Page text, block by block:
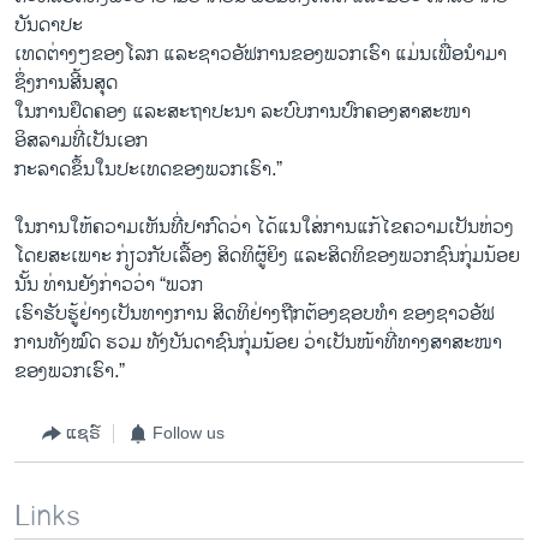
ບັນດາປະ​
ເທດຕ່າ​ງໆ​ຂອງ​ໂລກ ​ແລະ​ຊາວ​ອັຟການ​ຂອງ​ພວກ​ເຮົາ ​ແມ່ນເພື່ອ​ນຳ​ມາ​
ຊຶ່ງການສີ້​ນສຸດ
​ໃນ​ການຢຶດຄອງ ​ແລະ​ສະຖາປະນາ ລະບົບ​ການປົກຄອງສາສະໜາ
ອິສລາມ​ທີ່​ເປັນ​ເອກ​
ກະລາດ​ຂຶ້ນໃນ​ປະ​ເທດ​ຂອງພວກ​ເຮົາ.”
ໃນການໃຫ້ຄວາມເຫັນ​ທີ່​ປາ​ກົດ​ວ່າ ​ໄດ້​ແນໃສ່​ການ​ແກ້ໄຂຄວາ​ມ​ເປັນ​ຫ່ວງ ​
ໂດຍສະ​ເພາະ ກ່ຽວກັບເລື້ອງ ສິດທິຜູ້ຍິງ​ ແລະ​ສິດທິຂອງພວກຊົນກຸ່ມ​ນ້ອຍ
ນັ້ນ ທ່ານ​ຍັງ​ກ່າວ​ວ່າ “ພວກ
​ເຮົາ​ຮັບ​ຮູ້​ຢ່າງ​ເປັນ​ທາງ​ການ ສິດທິ​ຢ່າງ​ຖືກ​ຕ້ອງຊອບທຳ ຂອງ​ຊາວ​ອັ​ຟ
ການ​ທັງ​ໝົດ ຮວມ ທັງບັນດາ​ຊົນ​ກຸ່ມນ້ອຍ ວ່າ​ເປັນ​ໜ້າ​ທີ່​ທາງ​ສາສະໜາ​
ຂອງ​ພວກ​ເຮົາ.”
ແຊຣ໌ Follow us
Links